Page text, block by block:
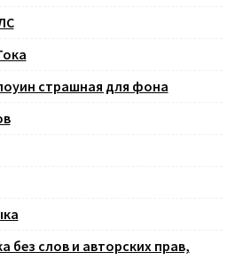
страшная для фона
без слов и авторских прав,